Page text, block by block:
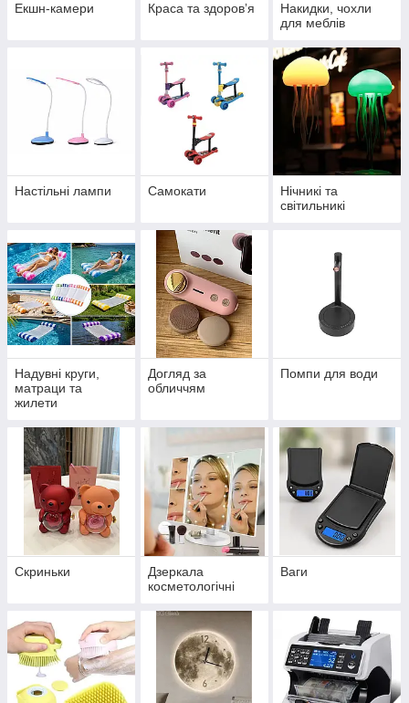
Екшн-камери Краса та здоровʼя
Накидки, чохли
для меблів
Настільні лампи Самокати
Нічникі та
світильникі
Надувні круги,
матраци та
жилети
Догляд за
обличчям
Помпи для води
Скриньки
Дзеркала
косметологічні
Ваги